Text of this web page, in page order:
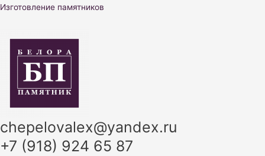
Перейти
Изготовление памятников
chepelovalex@yandex.ru
+7 (918) 924 65 87